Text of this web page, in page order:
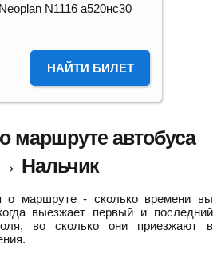
Neoplan N1116 а520нс30
НАЙТИ БИЛЕТ
маршруте автобуса
Нальчик
о маршруте - сколько времени вы
выезжает первый и последний
во сколько они приезжают в